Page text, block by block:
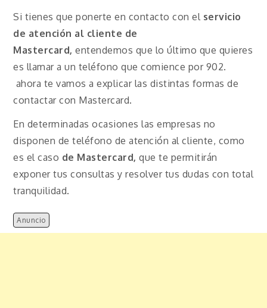
Si tienes que ponerte en contacto con el servicio
de atención al cliente de
Mastercard, entendemos que lo último que quieres
es llamar a un teléfono que comience por 902.
ahora te vamos a explicar las distintas formas de
contactar con Mastercard.
En determinadas ocasiones las empresas no
disponen de teléfono de atención al cliente, como
es el caso de Mastercard,que te permitirán
exponer tus consultas y resolver tus dudas con total
tranquilidad.
Anuncio